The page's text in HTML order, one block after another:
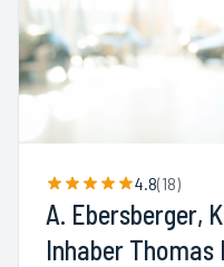
4.8(18)
A. Ebersberger,
Inhaber Thomas